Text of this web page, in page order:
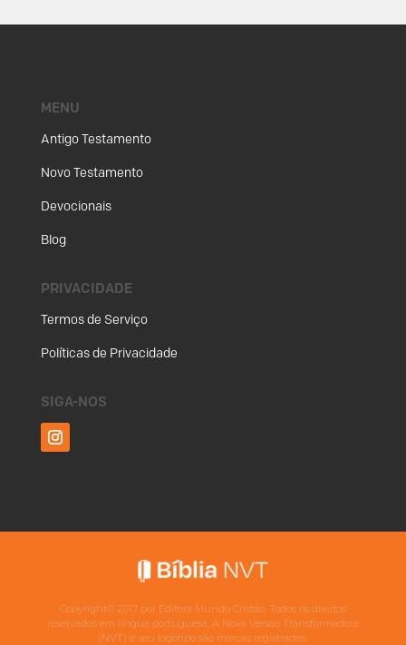
MENU
Antigo Testamento
Novo Testamento
Devocionais
Blog
PRIVACIDADE
Termos de Serviço
Políticas de Privacidade
SIGA-NOS
Copyright© 2017 por Editora Mundo Cristão. Todos os direitos
reservados em língua portuguesa. A Nova Versão Transformadora
(NVT) e seu logotipo são marcas registradas.